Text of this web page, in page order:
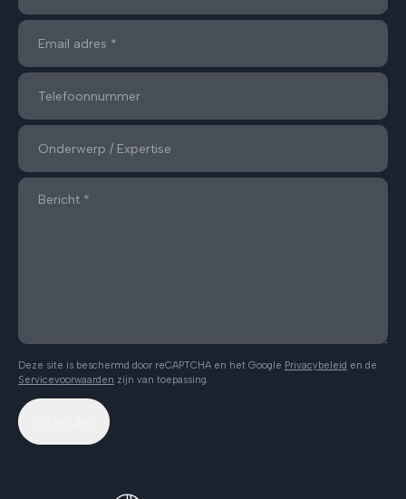
Deze site is beschermd door reCAPTCHA en het Google Privacybeleid en de
Servicevoorwaarden zijn van toepassing.